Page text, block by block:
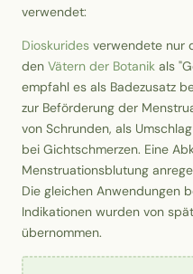
verwendet:
Dioskurides verwendete nur
den Vätern der Botanik als
empfahl es als Badezusatz
zur Beförderung der
von Schrunden, als
bei Gichtschmerzen. Eine
Menstruationsblutung
Die gleichen Anwendungen
Indikationen wurden von
übernommen.